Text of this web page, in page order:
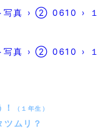
（１年生）
ムリ？